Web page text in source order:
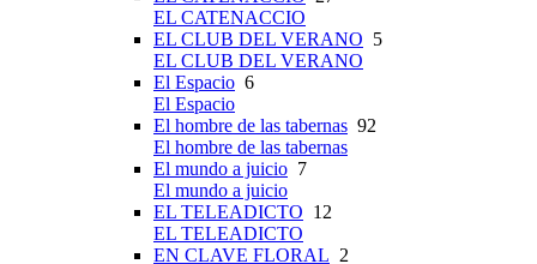
EL CATENACCIO
EL CLUB DEL VERANO 5
EL CLUB DEL VERANO
El Espacio 6
El Espacio
El hombre de las tabernas 92
El hombre de las tabernas
El mundo a juicio 7
El mundo a juicio
EL TELEADICTO 12
EL TELEADICTO
EN CLAVE FLORAL 2